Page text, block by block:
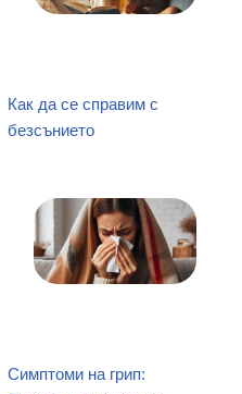
Как да се справим с
безсънието
Симптоми на грип: